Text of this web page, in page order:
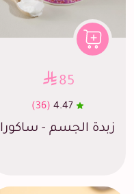
85
4.47
(36)
زبدة الجسم - ساكورا